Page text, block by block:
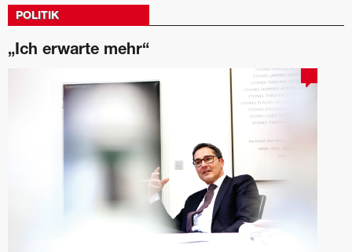
POLITIK
„Ich erwarte mehr“